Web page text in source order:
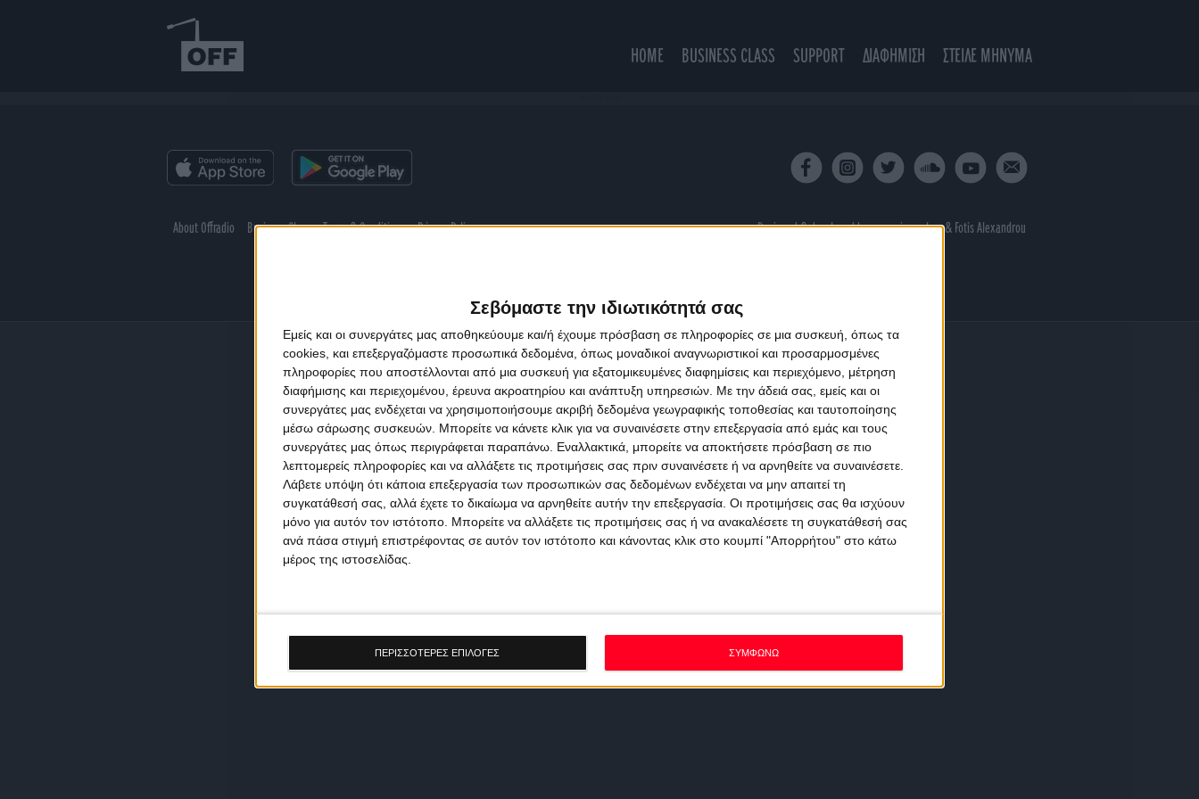
Σεβόμαστε την ιδιωτικότητά σας
Εμείς και οι συνεργάτες μας αποθηκεύουμε και/ή έχουμε πρόσβαση σε πληροφορίες σε μια συσκευή, όπως τα
cookies, και επεξεργαζόμαστε προσωπικά δεδομένα, όπως μοναδικοί αναγνωριστικοί και προσαρμοσμένες
πληροφορίες που αποστέλλονται από μια συσκευή για εξατομικευμένες διαφημίσεις και περιεχόμενο, μέτρηση
διαφήμισης και περιεχομένου, έρευνα ακροατηρίου και ανάπτυξη υπηρεσιών. Με την άδειά σας, εμείς και οι
συνεργάτες μας ενδέχεται να χρησιμοποιήσουμε ακριβή δεδομένα γεωγραφικής τοποθεσίας και ταυτοποίησης
μέσω σάρωσης συσκευών. Μπορείτε να κάνετε κλικ για να συναινέσετε στην επεξεργασία από εμάς και τους
συνεργάτες μας όπως περιγράφεται παραπάνω. Εναλλακτικά, μπορείτε να αποκτήσετε πρόσβαση σε πιο
λεπτομερείς πληροφορίες και να αλλάξετε τις προτιμήσεις σας πριν συναινέσετε ή να αρνηθείτε να συναινέσετε.
Λάβετε υπόψη ότι κάποια επεξεργασία των προσωπικών σας δεδομένων ενδέχεται να μην απαιτεί τη
συγκατάθεσή σας, αλλά έχετε το δικαίωμα να αρνηθείτε αυτήν την επεξεργασία. Οι προτιμήσεις σας θα ισχύουν
μόνο για αυτόν τον ιστότοπο. Μπορείτε να αλλάξετε τις προτιμήσεις σας ή να ανακαλέσετε τη συγκατάθεσή σας
ανά πάσα στιγμή επιστρέφοντας σε αυτόν τον ιστότοπο και κάνοντας κλικ στο κουμπί "Απορρήτου" στο κάτω
μέρος της ιστοσελίδας.
ΠΕΡΙΣΣΟΤΕΡΕΣ ΕΠΙΛΟΓΕΣ ΣΥΜΦΩΝΩ
HOME BUSINESS CLASS SUPPORT ΔΙΑΦΗΜΙΣΗ ΣΤΕΙΛΕ ΜΗΝΥΜΑ
About Offradio Business Class Terms & Conditions Privacy Policy Designed & developed byporcupine colors& Fotis Alexandrou